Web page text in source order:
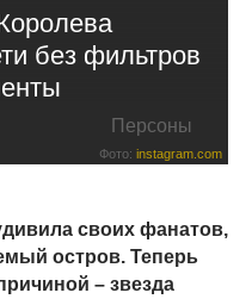
без фильтров
Персоны
Фото: instagram.com
своих фанатов,
остров. Теперь
– звезда